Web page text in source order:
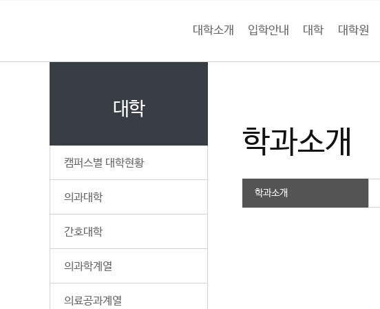
대학소개 입학안내 대학 대학원
대학
캠퍼스별 대학현황
의과대학
간호대학
의과학계열
의료공과계열
로
학과소개
학과소개